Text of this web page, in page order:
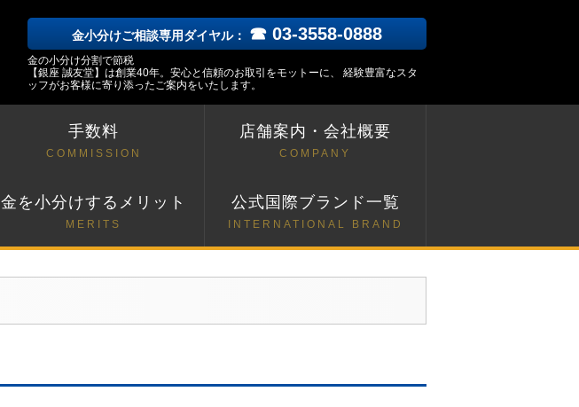
金小分けご相談専用ダイヤル： ☎ 03-3558-0888
金の小分け分割で節税
【銀座 誠友堂】は創業40年。安心と信頼のお取引をモットーに、 経験豊富なスタ
ッフがお客様に寄り添ったご案内をいたします。
手数料
COMMISSION
店舗案内・会社概要
COMPANY
金を小分けするメリット
MERITS
公式国際ブランド一覧
INTERNATIONAL BRAND